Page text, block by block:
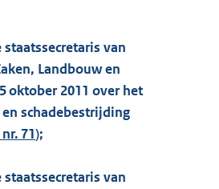
van
Landbouw en
oktober 2011 over het
schadebestrijding
71);
van